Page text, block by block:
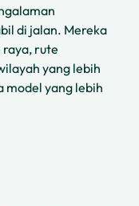
di jalan. Mereka
rute
yang lebih
model yang lebih